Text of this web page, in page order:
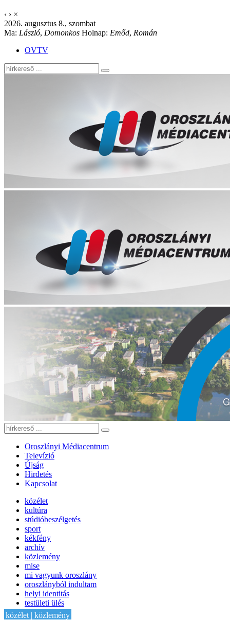
‹ › ×
2026. augusztus 8., szombat
Ma: László, Domonkos Holnap: Emőd, Román
OVTV
Oroszlányi Médiacentrum
Televízió
Újság
Hirdetés
Kapcsolat
közélet
kultúra
stúdióbeszélgetés
sport
kékfény
archív
közlemény
mise
mi vagyunk oroszlány
oroszlányból indultam
helyi identitás
testületi ülés
IT-HON
közélet | közlemény